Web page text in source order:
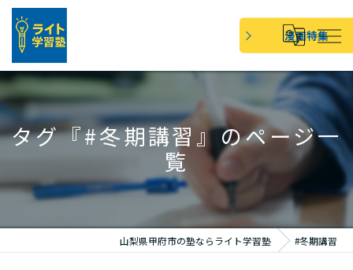
漫画特集
タグ『#冬期講習』のページ一
覧
山梨県甲府市の塾ならライト学習塾 #冬期講習